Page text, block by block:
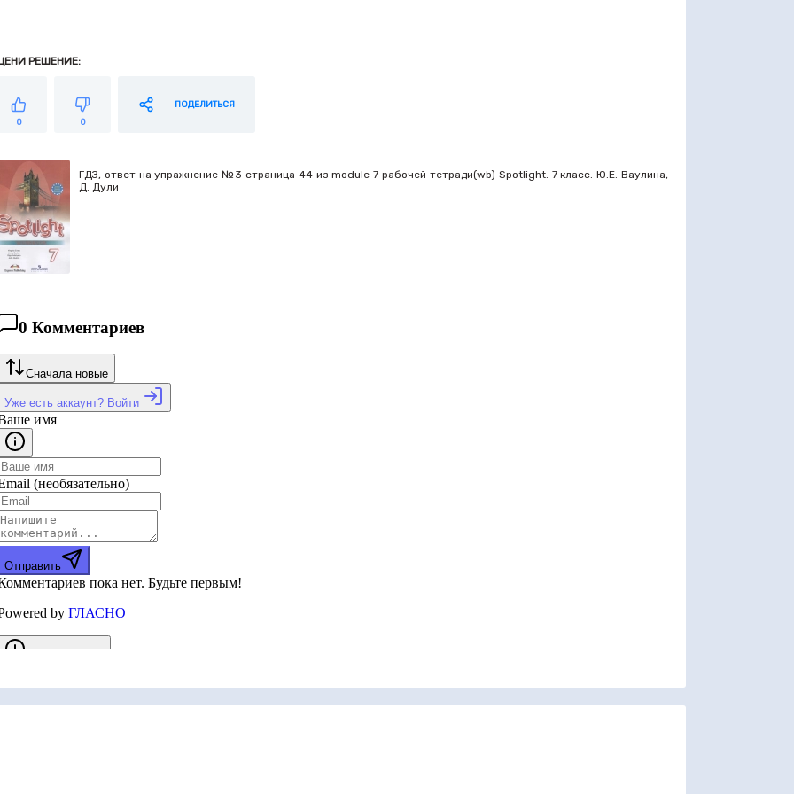
РЕШЕНИЕ:
0 0
ПОДЕЛИТЬСЯ
ГДЗ, ответ на упражнение №3 страница 44 из module 7 рабочей тетради(wb) Spotlight. 7 класс. Ю.Е. Ваулина,
Д. Дули